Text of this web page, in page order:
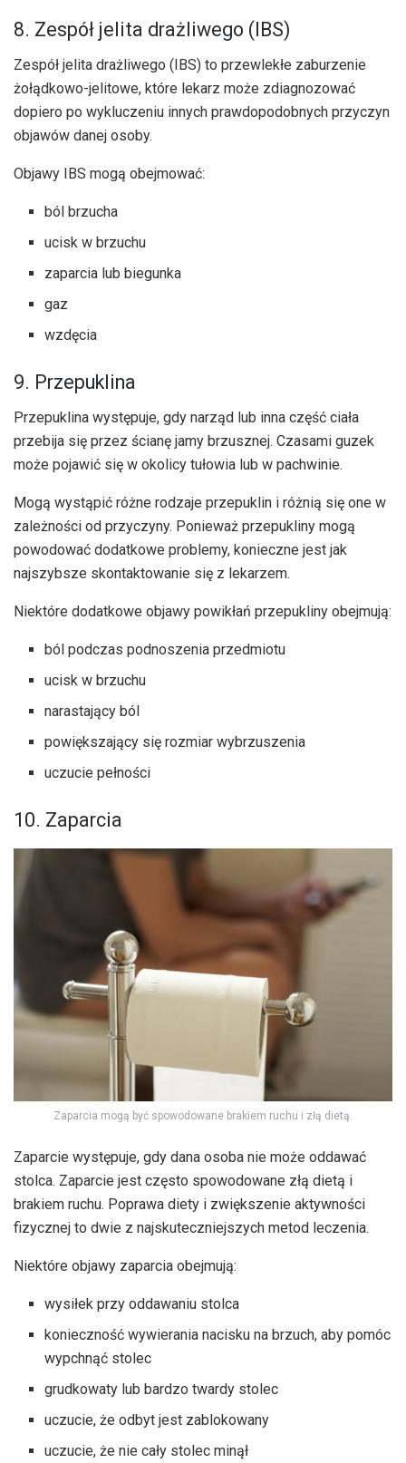
8. Zespół jelita drażliwego (IBS)
Zespół jelita drażliwego (IBS) to przewlekłe zaburzenie
żołądkowo-jelitowe, które lekarz może zdiagnozować
dopiero po wykluczeniu innych prawdopodobnych przyczyn
objawów danej osoby.
Objawy IBS mogą obejmować:
ból brzucha
ucisk w brzuchu
zaparcia lub biegunka
gaz
wzdęcia
9. Przepuklina
Przepuklina występuje, gdy narząd lub inna część ciała
przebija się przez ścianę jamy brzusznej. Czasami guzek
może pojawić się w okolicy tułowia lub w pachwinie.
Mogą wystąpić różne rodzaje przepuklin i różnią się one w
zależności od przyczyny. Ponieważ przepukliny mogą
powodować dodatkowe problemy, konieczne jest jak
najszybsze skontaktowanie się z lekarzem.
Niektóre dodatkowe objawy powikłań przepukliny obejmują:
ból podczas podnoszenia przedmiotu
ucisk w brzuchu
narastający ból
powiększający się rozmiar wybrzuszenia
uczucie pełności
10. Zaparcia
Zaparcia mogą być spowodowane brakiem ruchu i złą dietą.
Zaparcie występuje, gdy dana osoba nie może oddawać
stolca. Zaparcie jest często spowodowane złą dietą i
brakiem ruchu. Poprawa diety i zwiększenie aktywności
fizycznej to dwie z najskuteczniejszych metod leczenia.
Niektóre objawy zaparcia obejmują:
wysiłek przy oddawaniu stolca
konieczność wywierania nacisku na brzuch, aby pomóc
wypchnąć stolec
grudkowaty lub bardzo twardy stolec
uczucie, że odbyt jest zablokowany
uczucie, że nie cały stolec minął